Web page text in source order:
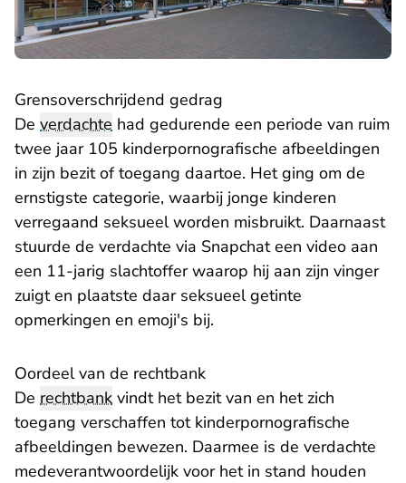
Grensoverschrijdend gedrag
De verdachte had gedurende een periode van ruim
twee jaar 105 kinderpornografische afbeeldingen
in zijn bezit of toegang daartoe. Het ging om de
ernstigste categorie, waarbij jonge kinderen
verregaand seksueel worden misbruikt. Daarnaast
stuurde de verdachte via Snapchat een video aan
een 11-jarig slachtoffer waarop hij aan zijn vinger
zuigt en plaatste daar seksueel getinte
opmerkingen en emoji's bij.
Oordeel van de rechtbank
De rechtbank vindt het bezit van en het zich
toegang verschaffen tot kinderpornografische
afbeeldingen bewezen. Daarmee is de verdachte
medeverantwoordelijk voor het in stand houden